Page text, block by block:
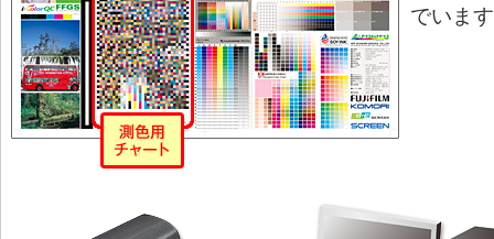
でいま